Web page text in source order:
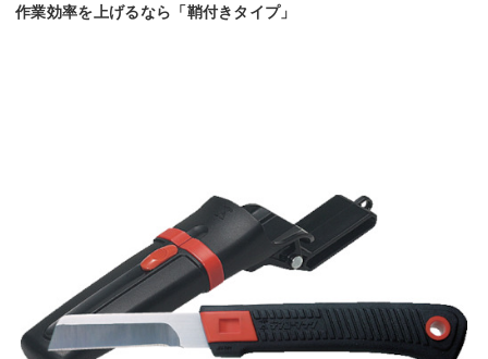
作業効率を上げるなら「鞘付きタイプ」